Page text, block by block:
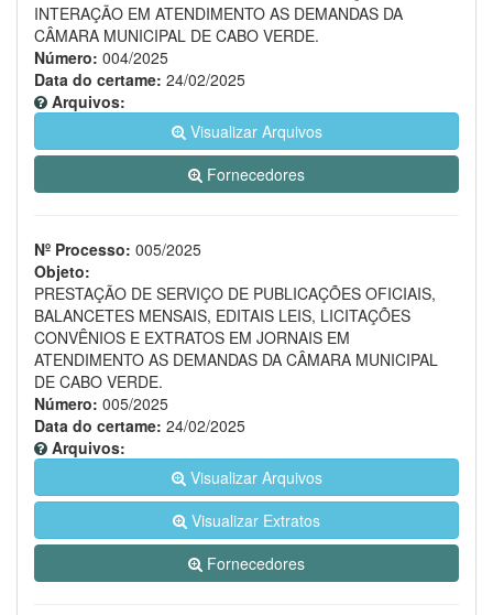
INTERAÇÃO EM ATENDIMENTO AS DEMANDAS DA
CÂMARA MUNICIPAL DE CABO VERDE.
Número: 004/2025
Data do certame: 24/02/2025
Arquivos:
Visualizar Arquivos
Fornecedores
Nº Processo: 005/2025
Objeto:
PRESTAÇÃO DE SERVIÇO DE PUBLICAÇÕES OFICIAIS,
BALANCETES MENSAIS, EDITAIS LEIS, LICITAÇÕES
CONVÊNIOS E EXTRATOS EM JORNAIS EM
ATENDIMENTO AS DEMANDAS DA CÂMARA MUNICIPAL
DE CABO VERDE.
Número: 005/2025
Data do certame: 24/02/2025
Arquivos:
Visualizar Arquivos
Visualizar Extratos
Fornecedores